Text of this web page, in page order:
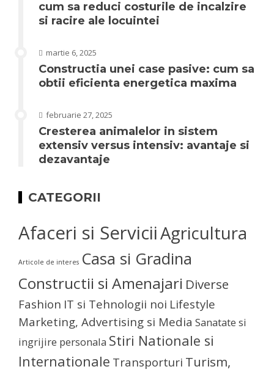
cum sa reduci costurile de incalzire
si racire ale locuintei
martie 6, 2025
Constructia unei case pasive: cum sa
obtii eficienta energetica maxima
februarie 27, 2025
Cresterea animalelor in sistem
extensiv versus intensiv: avantaje si
dezavantaje
CATEGORII
Afaceri si ServiciiAgricultura
Articole de interes Casa si Gradina
Constructii si Amenajari Diverse
Fashion IT si Tehnologii noi Lifestyle
Marketing, Advertising si Media Sanatate si
ingrijire personala Stiri Nationale si
Internationale Transporturi Turism,